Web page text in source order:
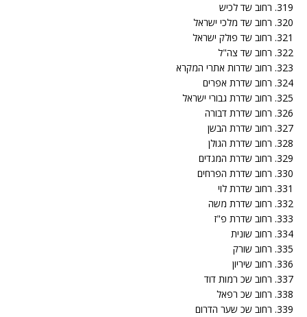
319. רחוב שד לכיש
320. רחוב שד מלכי ישראל
321. רחוב שד פולק ישראל
322. רחוב שד צה"ל
323. רחוב שדרות אתרי המקרא
324. רחוב שדרת אפרים
325. רחוב שדרת גבורי ישראל
326. רחוב שדרת דבורה
327. רחוב שדרת הבשן
328. רחוב שדרת הגולן
329. רחוב שדרת המגדים
330. רחוב שדרת הפרחים
331. רחוב שדרת לוי
332. רחוב שדרת משה
333. רחוב שדרת פ"ז
334. רחוב שונית
335. רחוב שורק
336. רחוב שיריון
337. רחוב שכ רמות דוד
338. רחוב שכ רפאל
339. רחוב שכ שער הדרום